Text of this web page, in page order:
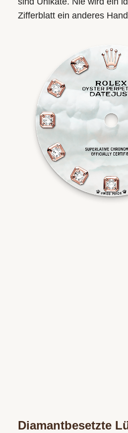
Zifferblatt ein anderes
Diamantbesetzte